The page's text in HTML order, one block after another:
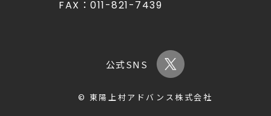
FAX： 011-821-7439
公式SNS
© 東陽上村アドバンス株式会社